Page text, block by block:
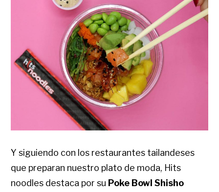
Y siguiendo con los restaurantes tailandeses
que preparan nuestro plato de moda, Hits
noodles destaca por su Poke Bowl Shisho